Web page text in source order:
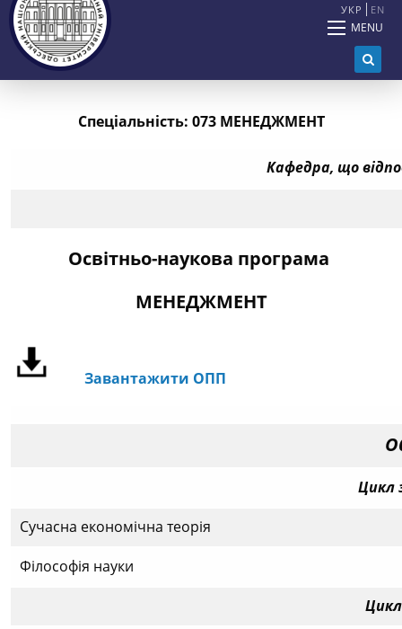
УКР EN
MENU
Спеціальність: 073 МЕНЕДЖМЕНТ
Кафедра, що
Освітньо-наукова програма
МЕНЕДЖМЕНТ
Завантажити ОПП
Цикл
Сучасна економічна теорія
Філософія науки